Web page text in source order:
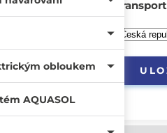
transport
obloukem
AQUASOL